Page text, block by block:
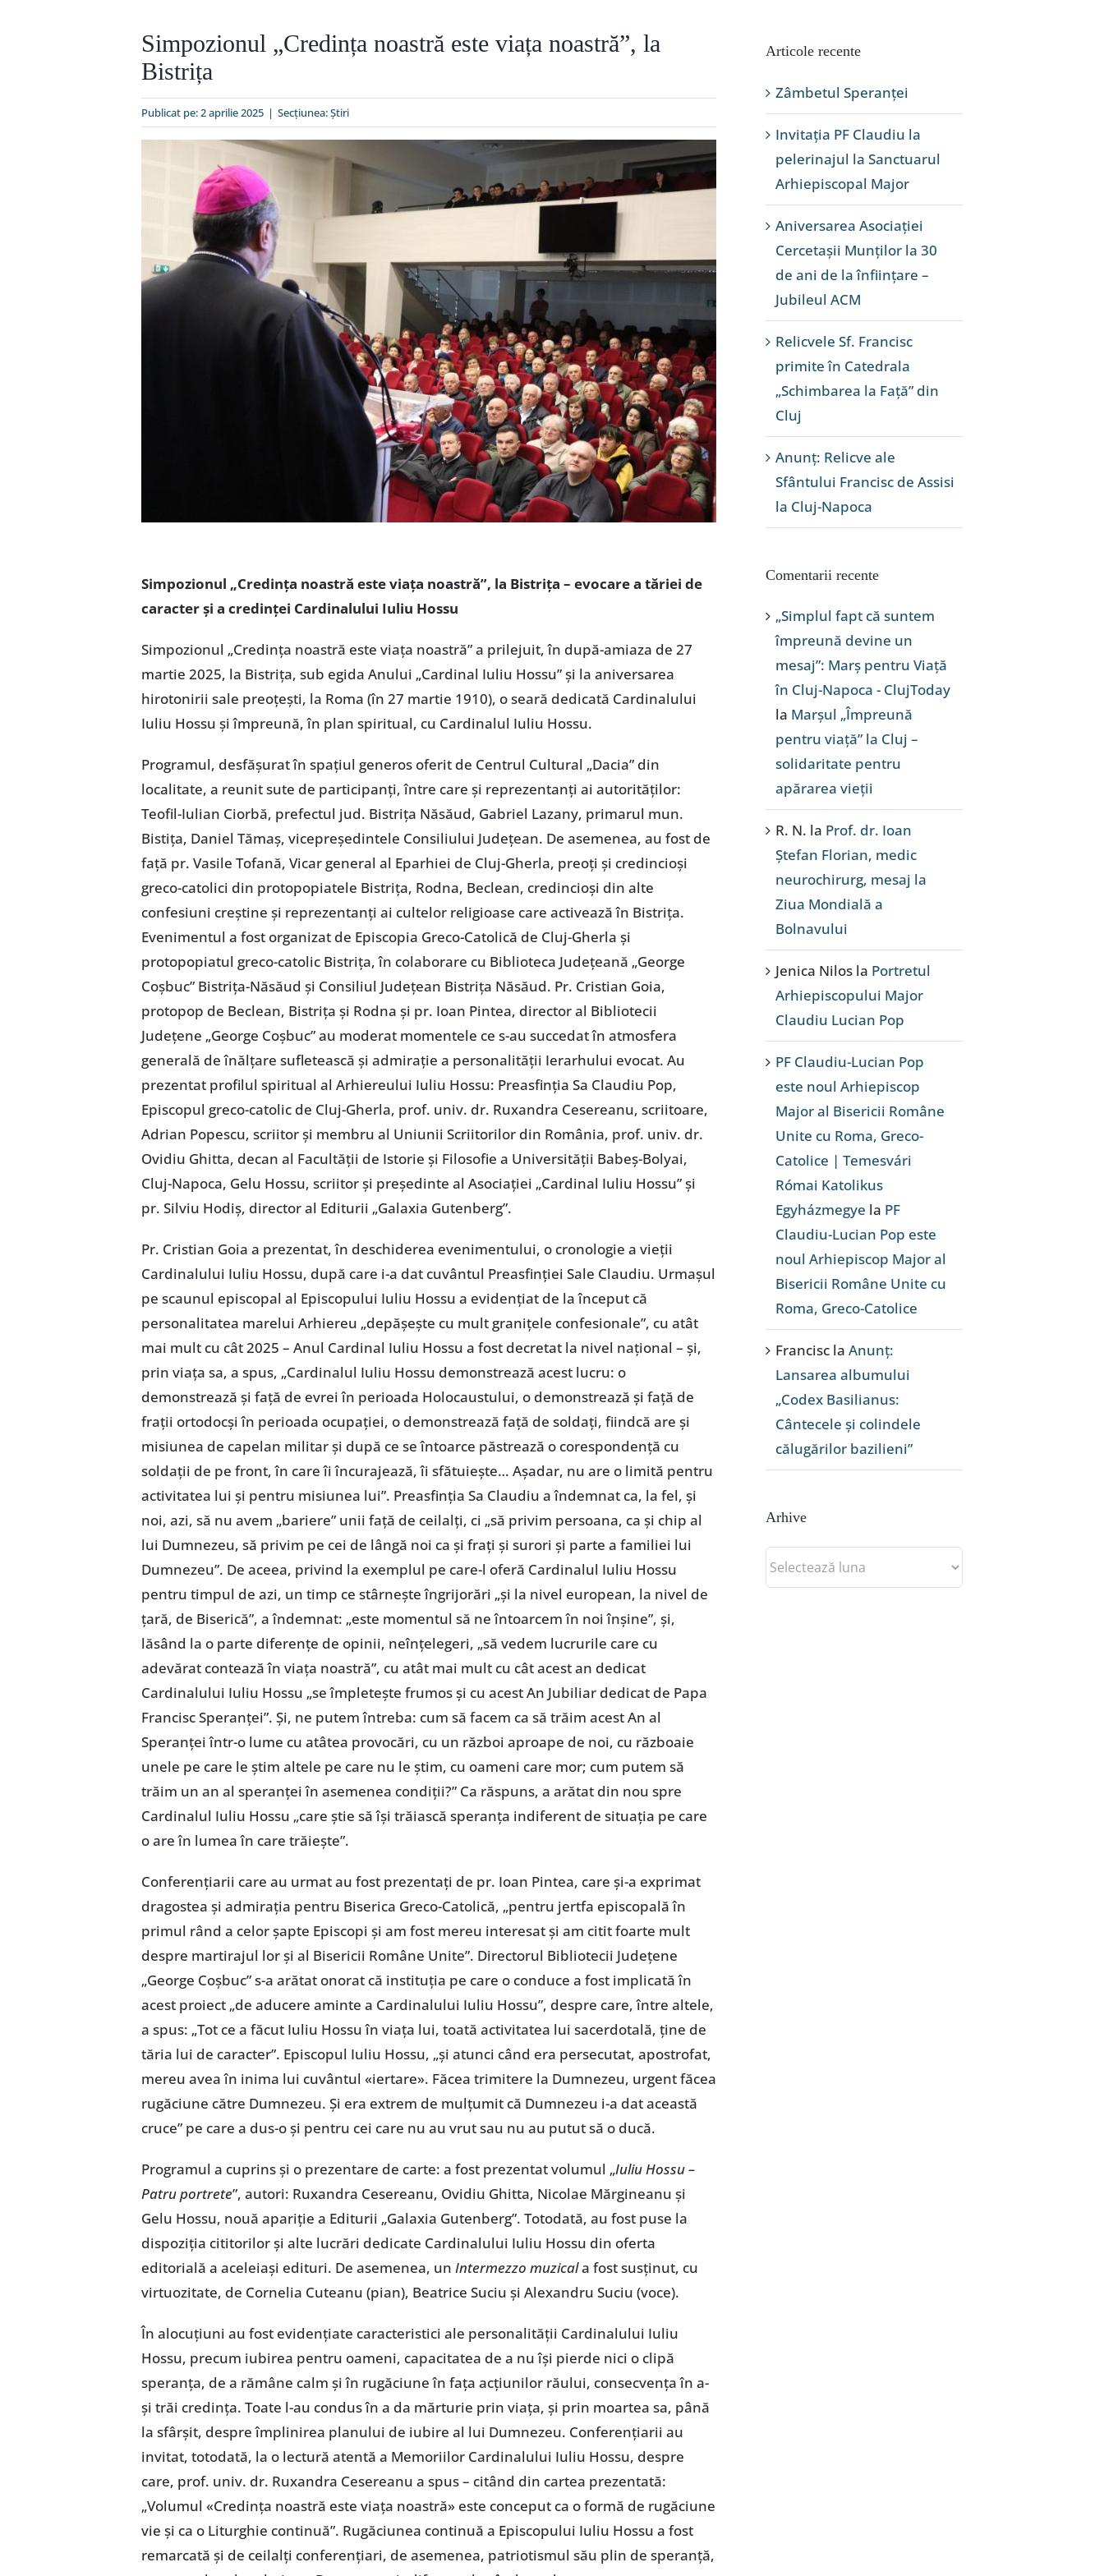
Simpozionul „Credința noastră este viața noastră”, la
Bistrița
Publicat pe: 2 aprilie 2025 | Secțiunea:Ştiri
Simpozionul „Credința noastră este viața noastră”, la Bistrița – evocare a tăriei de
caracter și a credinței Cardinalului Iuliu Hossu
Simpozionul „Credința noastră este viața noastră” a prilejuit, în după-amiaza de 27
martie 2025, la Bistrița, sub egida Anului „Cardinal Iuliu Hossu” și la aniversarea
hirotonirii sale preoțești, la Roma (în 27 martie 1910), o seară dedicată Cardinalului
Iuliu Hossu și împreună, în plan spiritual, cu Cardinalul Iuliu Hossu.
Programul, desfășurat în spațiul generos oferit de Centrul Cultural „Dacia” din
localitate, a reunit sute de participanți, între care și reprezentanți ai autorităților:
Teofil-Iulian Ciorbă, prefectul jud. Bistrița Năsăud, Gabriel Lazany, primarul mun.
Bistița, Daniel Tămaș, vicepreședintele Consiliului Județean. De asemenea, au fost de
față pr. Vasile Tofană, Vicar general al Eparhiei de Cluj-Gherla, preoți și credincioși
greco-catolici din protopopiatele Bistrița, Rodna, Beclean, credincioși din alte
confesiuni creștine și reprezentanți ai cultelor religioase care activează în Bistrița.
Evenimentul a fost organizat de Episcopia Greco-Catolică de Cluj-Gherla și
protopopiatul greco-catolic Bistrița, în colaborare cu Biblioteca Județeană „George
Coșbuc” Bistrița-Năsăud și Consiliul Județean Bistrița Năsăud. Pr. Cristian Goia,
protopop de Beclean, Bistrița și Rodna și pr. Ioan Pintea, director al Bibliotecii
Județene „George Coșbuc” au moderat momentele ce s-au succedat în atmosfera
generală de înălțare sufletească și admirație a personalității Ierarhului evocat. Au
prezentat profilul spiritual al Arhiereului Iuliu Hossu: Preasfinția Sa Claudiu Pop,
Episcopul greco-catolic de Cluj-Gherla, prof. univ. dr. Ruxandra Cesereanu, scriitoare,
Adrian Popescu, scriitor și membru al Uniunii Scriitorilor din România, prof. univ. dr.
Ovidiu Ghitta, decan al Facultății de Istorie și Filosofie a Universității Babeș-Bolyai,
Cluj-Napoca, Gelu Hossu, scriitor și președinte al Asociației „Cardinal Iuliu Hossu” și
pr. Silviu Hodiș, director al Editurii „Galaxia Gutenberg”.
Pr. Cristian Goia a prezentat, în deschiderea evenimentului, o cronologie a vieții
Cardinalului Iuliu Hossu, după care i-a dat cuvântul Preasfinției Sale Claudiu. Urmașul
pe scaunul episcopal al Episcopului Iuliu Hossu a evidențiat de la început că
personalitatea marelui Arhiereu „depășește cu mult granițele confesionale”, cu atât
mai mult cu cât 2025 – Anul Cardinal Iuliu Hossu a fost decretat la nivel național – și,
prin viața sa, a spus, „Cardinalul Iuliu Hossu demonstrează acest lucru: o
demonstrează și față de evrei în perioada Holocaustului, o demonstrează și față de
frații ortodocși în perioada ocupației, o demonstrează față de soldați, fiindcă are și
misiunea de capelan militar și după ce se întoarce păstrează o corespondență cu
soldații de pe front, în care îi încurajează, îi sfătuiește… Așadar, nu are o limită pentru
activitatea lui și pentru misiunea lui”. Preasfinția Sa Claudiu a îndemnat ca, la fel, și
noi, azi, să nu avem „bariere” unii față de ceilalți, ci „să privim persoana, ca și chip al
lui Dumnezeu, să privim pe cei de lângă noi ca și frați și surori și parte a familiei lui
Dumnezeu”. De aceea, privind la exemplul pe care-l oferă Cardinalul Iuliu Hossu
pentru timpul de azi, un timp ce stârnește îngrijorări „și la nivel european, la nivel de
țară, de Biserică”, a îndemnat: „este momentul să ne întoarcem în noi înșine”, și,
lăsând la o parte diferențe de opinii, neînțelegeri, „să vedem lucrurile care cu
adevărat contează în viața noastră”, cu atât mai mult cu cât acest an dedicat
Cardinalului Iuliu Hossu „se împletește frumos și cu acest An Jubiliar dedicat de Papa
Francisc Speranței”. Și, ne putem întreba: cum să facem ca să trăim acest An al
Speranței într-o lume cu atâtea provocări, cu un război aproape de noi, cu războaie
unele pe care le știm altele pe care nu le știm, cu oameni care mor; cum putem să
trăim un an al speranței în asemenea condiții?” Ca răspuns, a arătat din nou spre
Cardinalul Iuliu Hossu „care știe să își trăiască speranța indiferent de situația pe care
o are în lumea în care trăiește”.
Conferențiarii care au urmat au fost prezentați de pr. Ioan Pintea, care și-a exprimat
dragostea și admirația pentru Biserica Greco-Catolică, „pentru jertfa episcopală în
primul rând a celor șapte Episcopi și am fost mereu interesat și am citit foarte mult
despre martirajul lor și al Bisericii Române Unite”. Directorul Bibliotecii Județene
„George Coșbuc” s-a arătat onorat că instituția pe care o conduce a fost implicată în
acest proiect „de aducere aminte a Cardinalului Iuliu Hossu”, despre care, între altele,
a spus: „Tot ce a făcut Iuliu Hossu în viața lui, toată activitatea lui sacerdotală, ține de
tăria lui de caracter”. Episcopul Iuliu Hossu, „și atunci când era persecutat, apostrofat,
mereu avea în inima lui cuvântul «iertare». Făcea trimitere la Dumnezeu, urgent făcea
rugăciune către Dumnezeu. Și era extrem de mulțumit că Dumnezeu i-a dat această
cruce” pe care a dus-o și pentru cei care nu au vrut sau nu au putut să o ducă.
Programul a cuprins și o prezentare de carte: a fost prezentat volumul „Iuliu Hossu –
Patru portrete”, autori: Ruxandra Cesereanu, Ovidiu Ghitta, Nicolae Mărgineanu și
Gelu Hossu, nouă apariție a Editurii „Galaxia Gutenberg”. Totodată, au fost puse la
dispoziția cititorilor și alte lucrări dedicate Cardinalului Iuliu Hossu din oferta
editorială a aceleiași edituri. De asemenea, un Intermezzo muzicala fost susținut, cu
virtuozitate, de Cornelia Cuteanu (pian), Beatrice Suciu și Alexandru Suciu (voce).
În alocuțiuni au fost evidențiate caracteristici ale personalității Cardinalului Iuliu
Hossu, precum iubirea pentru oameni, capacitatea de a nu își pierde nici o clipă
speranța, de a rămâne calm și în rugăciune în fața acțiunilor răului, consecvența în a-
și trăi credința. Toate l-au condus în a da mărturie prin viața, și prin moartea sa, până
la sfârșit, despre împlinirea planului de iubire al lui Dumnezeu. Conferențiarii au
invitat, totodată, la o lectură atentă a Memoriilor Cardinalului Iuliu Hossu, despre
care, prof. univ. dr. Ruxandra Cesereanu a spus – citând din cartea prezentată:
„Volumul «Credința noastră este viața noastră» este conceput ca o formă de rugăciune
vie și ca o Liturghie continuă”. Rugăciunea continuă a Episcopului Iuliu Hossu a fost
remarcată și de ceilalți conferențiari, de asemenea, patriotismul său plin de speranță,
Articole recente
Zâmbetul Speranței
Invitația PF Claudiu la
pelerinajul la Sanctuarul
Arhiepiscopal Major
Aniversarea Asociației
Cercetașii Munților la 30
de ani de la înființare –
Jubileul ACM
Relicvele Sf. Francisc
primite în Catedrala
„Schimbarea la Față” din
Cluj
Anunț: Relicve ale
Sfântului Francisc de Assisi
la Cluj-Napoca
Comentarii recente
„Simplul fapt că suntem
împreună devine un
mesaj”: Marș pentru Viață
în Cluj-Napoca - ClujToday
la Marșul „Împreună
pentru viață” la Cluj –
solidaritate pentru
apărarea vieții
R. N. la Prof. dr. Ioan
Ștefan Florian, medic
neurochirurg, mesaj la
Ziua Mondială a
Bolnavului
Jenica Nilos la Portretul
Arhiepiscopului Major
Claudiu Lucian Pop
PF Claudiu-Lucian Pop
este noul Arhiepiscop
Major al Bisericii Române
Unite cu Roma, Greco-
Catolice | Temesvári
Római Katolikus
Egyházmegye la PF
Claudiu-Lucian Pop este
noul Arhiepiscop Major al
Bisericii Române Unite cu
Roma, Greco-Catolice
Francisc la Anunț:
Lansarea albumului
„Codex Basilianus:
Cântecele și colindele
călugărilor bazilieni”
Arhive
Arhive